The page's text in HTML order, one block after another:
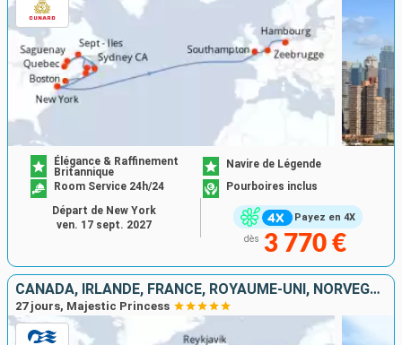
Payez en 4X
Élégance & Raffinement
Britannique
Navire de Légende
Room Service 24h/24
Pourboires inclus
dès 3 770 €
Départ de New York
ven. 17 sept. 2027
CANADA, IRLANDE, FRANCE, ROYAUME-UNI, NORVÈGE, ISLANDE, ÉTATS-UNIS
27 jours, Majestic Princess